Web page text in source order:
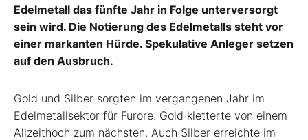
Edelmetall das fünfte Jahr in Folge unterversorgt
sein wird. Die Notierung des Edelmetalls steht vor
einer markanten Hürde. Spekulative Anleger setzen
auf den Ausbruch.
Gold und Silber sorgten im vergangenen Jahr im
Edelmetallsektor für Furore. Gold kletterte von einem
Allzeithoch zum nächsten. Auch Silber erreichte im